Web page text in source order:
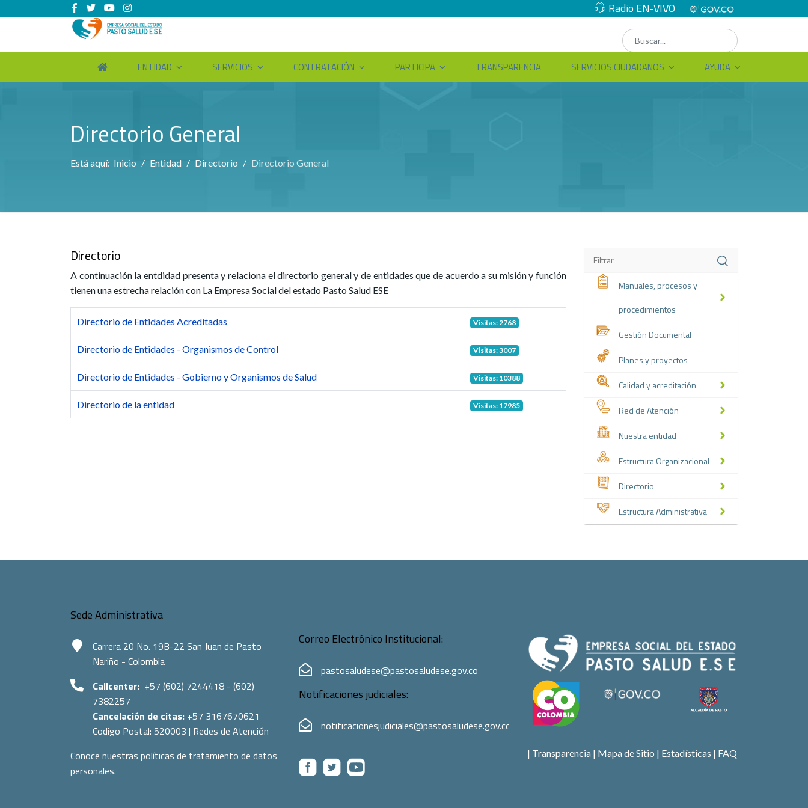
Radio EN-VIVO
ENTIDAD SERVICIOS CONTRATACIÓN PARTICIPA TRANSPARENCIA SERVICIOS CIUDADANOS AYUDA
Directorio General
Está aquí: Inicio Entidad Directorio Directorio General
Directorio
A continuación la entdidad presenta y relaciona el directorio general y de entidades que de acuerdo a su misión y función
tienen una estrecha relación con La Empresa Social del estado Pasto Salud ESE
Directorio de Entidades Acreditadas Visitas: 2768
Directorio de Entidades - Organismos de Control Visitas: 3007
Directorio de Entidades - Gobierno y Organismos de Salud Visitas: 10388
Directorio de la entidad Visitas: 17985
Manuales, procesos y
procedimientos
Gestión Documental
Planes y proyectos
Calidad y acreditación
Red de Atención
Nuestra entidad
Estructura Organizacional
Directorio
Estructura Administrativa
Sede Administrativa
Carrera 20 No. 19B-22 San Juan de Pasto
Nariño - Colombia
Callcenter: +57 (602) 7244418 - (602)
7382257
Cancelación de citas: +57 3167670621
Codigo Postal: 520003 | Redes de Atención
Conoce nuestras políticas de tratamiento de datos
personales.
Correo Electrónico Institucional:
pastosaludese@pastosaludese.gov.co
Notificaciones judiciales:
notificacionesjudiciales@pastosaludese.gov.co
| Transparencia | Mapa de Sitio | Estadísticas | FAQ